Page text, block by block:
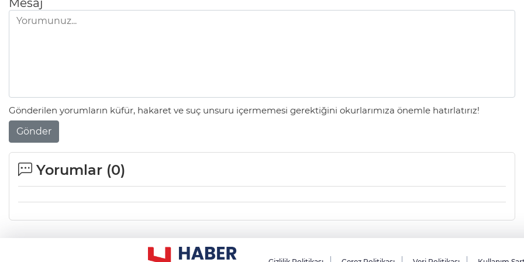
Mesaj
Gönderilen yorumların küfür, hakaret ve suç unsuru içermemesi gerektiğini okurlarımıza önemle hatırlatırız!
Gönder
Yorumlar (0)